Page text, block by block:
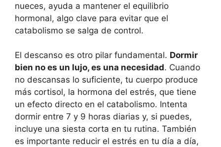
nueces, ayuda a mantener el equilibrio
hormonal, algo clave para evitar que el
catabolismo se salga de control.
El descanso es otro pilar fundamental. Dormir
bien no es un lujo, es una necesidad. Cuando
no descansas lo suficiente, tu cuerpo produce
más cortisol, la hormona del estrés, que tiene
un efecto directo en el catabolismo. Intenta
dormir entre 7 y 9 horas diarias y, si puedes,
incluye una siesta corta en tu rutina. También
es importante reducir el estrés en tu día a día,